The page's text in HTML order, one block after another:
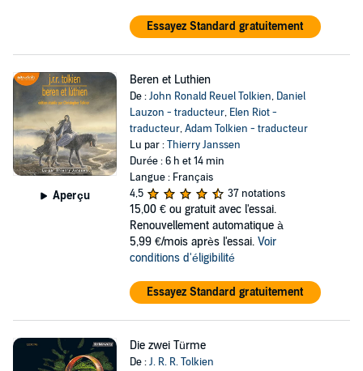
Essayez Standard gratuitement
Aperçu
Beren et Luthien
De :John Ronald Reuel Tolkien, Daniel
Lauzon - traducteur, Elen Riot -
traducteur,Adam Tolkien - traducteur
Lu par :Thierry Janssen
Durée : 6 h et 14 min
Langue : Français
4,5
37 notations
15,00 € ou gratuit avec l'essai.
Renouvellement automatique à
5,99 €/mois après l'essai. Voir
conditions d'éligibilité
Essayez Standard gratuitement
Die zwei Türme
De :J. R. R. Tolkien